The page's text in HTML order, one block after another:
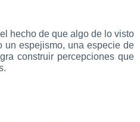
hecho de que algo de lo visto
un espejismo, una especie de
construir percepciones que